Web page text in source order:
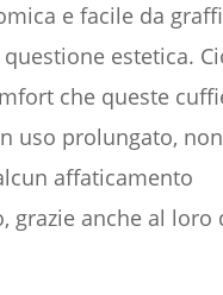
e facile da
estetica.
che queste
uso prolungato, non
affaticamento
grazie anche al loro